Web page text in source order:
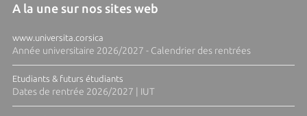
A la une sur nos sites web
www.universita.corsica
Année universitaire 2026/2027 - Calendrier des rentrées
Etudiants & futurs étudiants
Dates de rentrée 2026/2027 | IUT